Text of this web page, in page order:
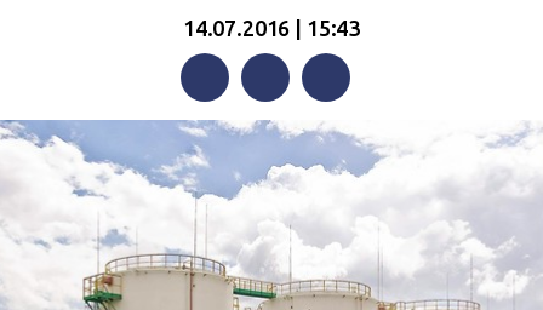
14.07.2016 | 15:43
FacebookTwitterTelegram